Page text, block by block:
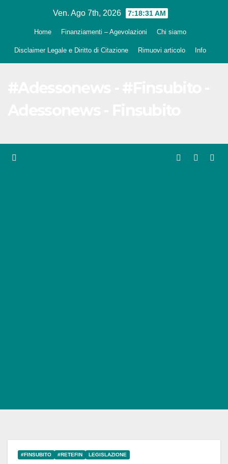
Ven. Ago 7th, 2026 7:18:32 AM
Home Finanziamenti – Agevolazioni Chi siamo
Disclaimer Legale e Diritto di Citazione Rimuovi articolo Info
#FINSUBITO #RETEFIN LEGISLAZIONE